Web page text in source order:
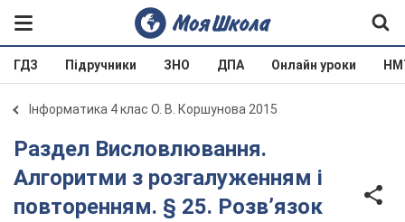
ГДЗ Підручники ЗНО ДПА Онлайн уроки
Інформатика 4 клас О. В. Коршунова 2015
Раздел Висловлювання.
Алгоритми з розгалуженням і
повторенням. § 25. Розв’язок